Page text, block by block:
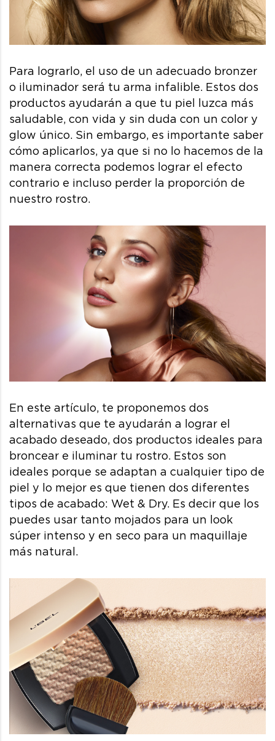
Para lograrlo, el uso de un adecuado bronzer
o iluminador será tu arma infalible. Estos dos
productos ayudarán a que tu piel luzca más
saludable, con vida y sin duda con un color y
glow único. Sin embargo, es importante saber
cómo aplicarlos, ya que si no lo hacemos de la
manera correcta podemos lograr el efecto
contrario e incluso perder la proporción de
nuestro rostro.
En este artículo, te proponemos dos
alternativas que te ayudarán a lograr el
acabado deseado, dos productos ideales para
broncear e iluminar tu rostro. Estos son
ideales porque se adaptan a cualquier tipo de
piel y lo mejor es que tienen dos diferentes
tipos de acabado: Wet & Dry. Es decir que los
puedes usar tanto mojados para un look
súper intenso y en seco para un maquillaje
más natural.